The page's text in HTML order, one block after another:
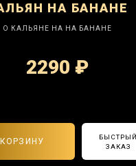
НА БАНАНЕ
О КАЛЬЯНЕ НА НА БАНАНЕ
2290 ₽
БЫСТРЫЙ
ЗАКАЗ